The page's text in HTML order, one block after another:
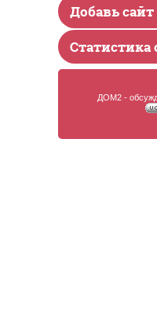
Добавь сайт
Статистика
ДОМ2 -